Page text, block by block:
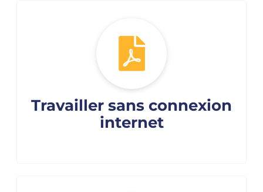
Travailler sans connexion
internet